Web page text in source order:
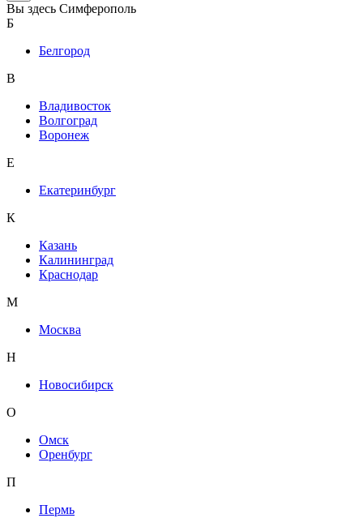
Вы здесь Симферополь
Б
Белгород
В
Владивосток
Волгоград
Воронеж
Е
Екатеринбург
К
Казань
Калининград
Краснодар
М
Москва
Н
Новосибирск
О
Омск
Оренбург
П
Пермь